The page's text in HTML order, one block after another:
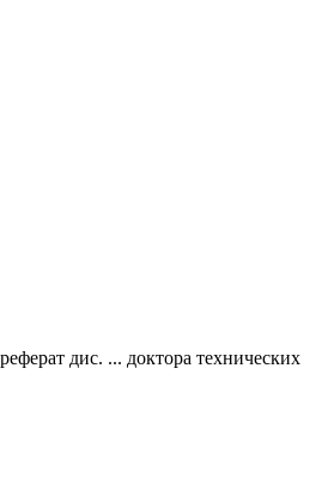
дис. ... доктора технических